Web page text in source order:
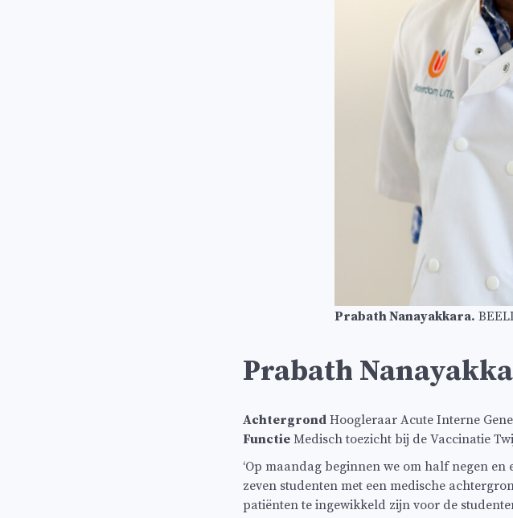
Prabath Nanayakkara.
Prabath
Achtergrond Hoogleraar Acute Interne
Functie Medisch toezicht bij de Vaccinatie
‘Op maandag beginnen we om half negen
zeven studenten met een medische
patiënten te ingewikkeld zijn voor de